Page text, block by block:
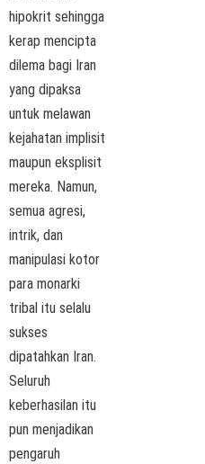
hipokrit sehingga
kerap mencipta
dilema bagi Iran
yang dipaksa
untuk melawan
kejahatan implisit
maupun eksplisit
mereka. Namun,
semua agresi,
intrik, dan
manipulasi kotor
para monarki
tribal itu selalu
sukses
dipatahkan Iran.
Seluruh
keberhasilan itu
pun menjadikan
pengaruh